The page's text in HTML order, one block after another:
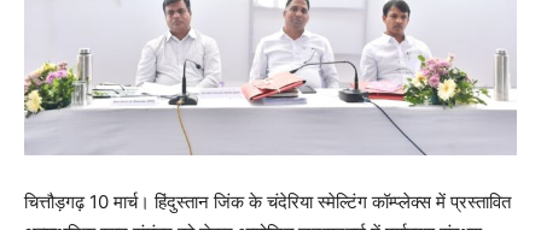
चित्तौड़गढ़ 10 मार्च। हिंदुस्तान जिंक के चंदेरिया स्मेल्टिंग कॉम्प्लेक्स में प्रस्तावित